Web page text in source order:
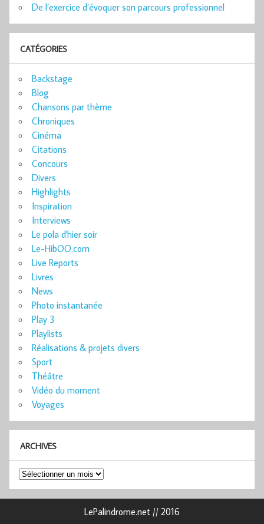
De l’exercice d’évoquer son parcours professionnel
CATÉGORIES
Backstage
Blog
Chansons par thème
Chroniques
Cinéma
Citations
Concours
Divers
Highlights
Inspiration
Interviews
Le pola d'hier soir
Le-HibOO.com
Live Reports
Livres
News
Photo instantanée
Play 3
Playlists
Réalisations & projets divers
Sport
Théâtre
Vidéo du moment
Voyages
ARCHIVES
Archives
LePalindrome.net // 2016